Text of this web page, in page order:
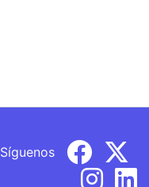
Síguenos